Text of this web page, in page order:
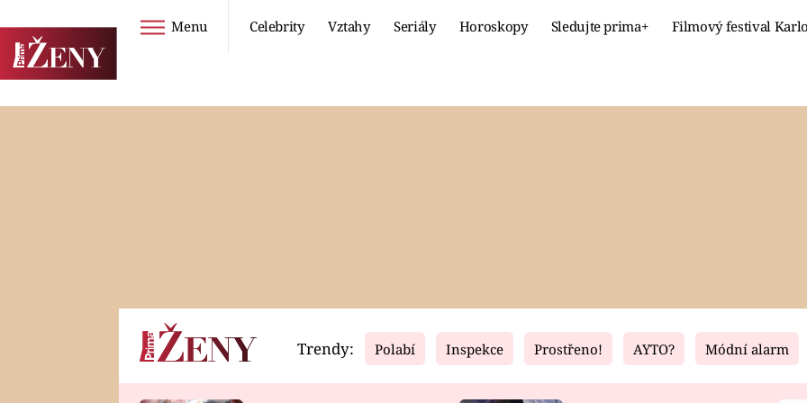
Menu Celebrity Vztahy Seriály Horoskopy Sledujte prima+ Filmový festival
Horoskopy Video Fresh Living
Trendy: Polabí Inspekce Prostřeno! AYTO? Módní alarm